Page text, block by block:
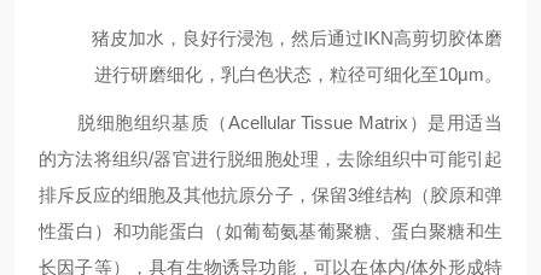
猪皮加水，良好行浸泡，然后通过IKN高剪切胶体磨
进行研磨细化，乳白色状态，粒径可细化至10μm。
脱细胞组织基质（Acellular Tissue Matrix ）是用适当
的方法将组织/器官进行脱细胞处理，去除组织中可能引起
排斥反应的细胞及其他抗原分子，保留3维结构（胶原和弹
性蛋白）和功能蛋白（如葡萄氨基葡聚糖、蛋白聚糖和生
长因子等），具有生物诱导功能，可以在体内/体外形成特